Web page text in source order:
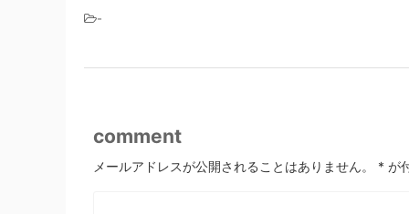
-
comment
メールアドレスが公開されることはありません。 * が